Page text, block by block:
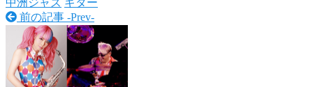
前の記事 -Prev-